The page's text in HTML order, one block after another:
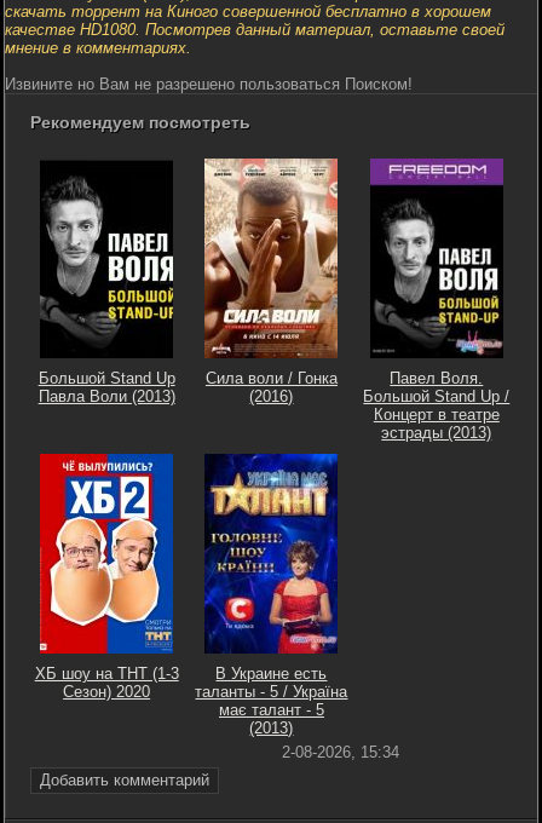
скачать торрент на Киного совершенной бесплатно в хорошем
качестве HD1080. Посмотрев данный материал, оставьте своей
мнение в комментариях.
Извините но Вам не разрешено пользоваться Поиском!
Рекомендуем посмотреть
Большой Stand Up
Павла Воли (2013)
Сила воли / Гонка
(2016)
Павел Воля.
Большой Stand Up /
Концерт в театре
эстрады (2013)
ХБ шоу на ТНТ (1-3
Сезон) 2020
В Украине есть
таланты - 5 / Україна
має талант - 5
(2013)
Добавить комментарий
2-08-2026, 15:34